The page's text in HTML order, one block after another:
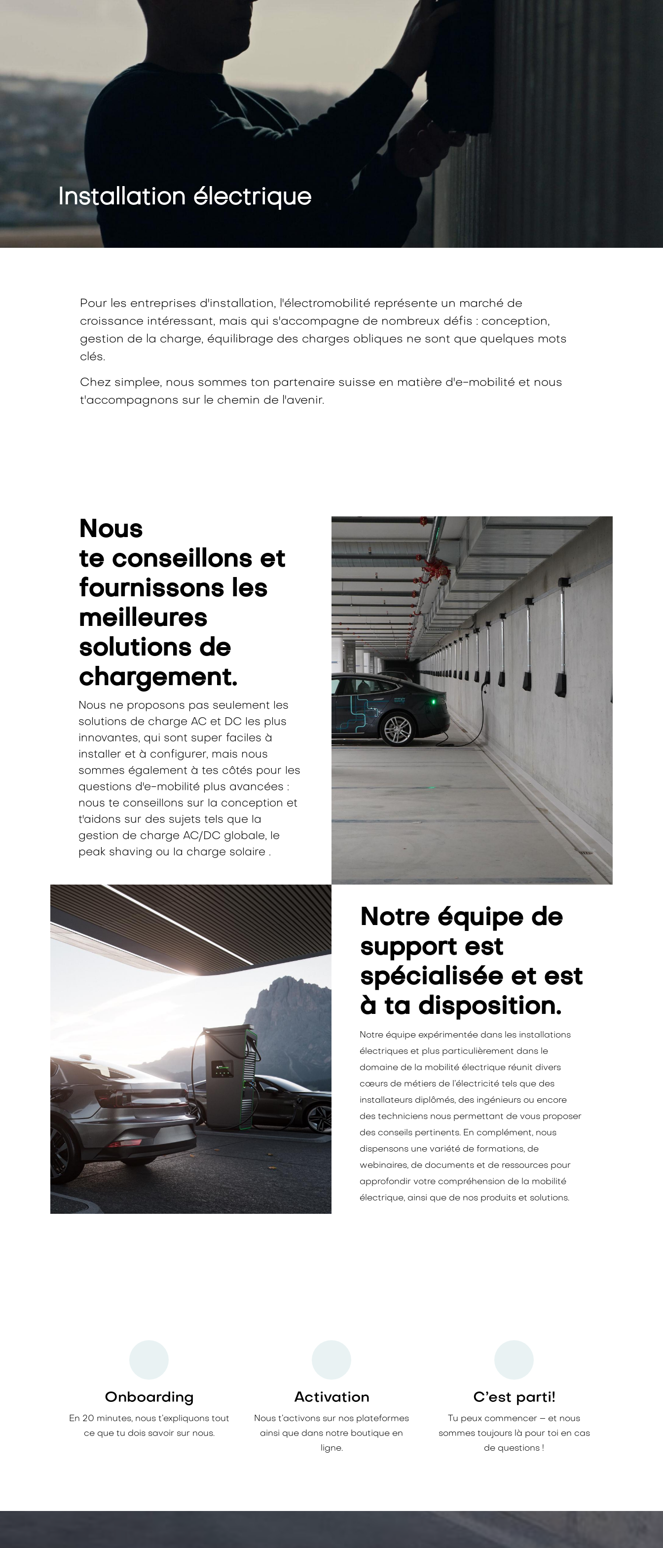
Installation électrique
Pour les entreprises d'installation, l'électromobilité représente un marché de
croissance intéressant, mais qui s'accompagne de nombreux défis : conception,
gestion de la charge, équilibrage des charges obliques ne sont que quelques mots
clés.
Chez simplee, nous sommes ton partenaire suisse en matière d'e-mobilité et nous
t'accompagnons sur le chemin de l'avenir.
Nous
te conseillons et
fournissons les
meilleures
solutions de
chargement.
Nous ne proposons pas seulement les
solutions de charge AC et DC les plus
innovantes, qui sont super faciles à
installer et à configurer, mais nous
sommes également à tes côtés pour les
questions d'e-mobilité plus avancées :
nous te conseillons sur la conception et
t'aidons sur des sujets tels que la
gestion de charge AC/DC globale, le
peak shaving ou la charge solaire .
Notre équipe de
support est
spécialisée et est
à ta disposition.
Notre équipe expérimentée dans les installations
électriques et plus particulièrement dans le
domaine de la mobilité électrique réunit divers
cœurs de métiers de l’électricité tels que des
installateurs diplômés, des ingénieurs ou encore
des techniciens nous permettant de vous proposer
des conseils pertinents. En complément, nous
dispensons une variété de formations, de
webinaires, de documents et de ressources pour
approfondir votre compréhension de la mobilité
électrique, ainsi que de nos produits et solutions.
Onboarding
En 20 minutes, nous t’expliquons tout
ce que tu dois savoir sur nous.
Activation
Nous t’activons sur nos plateformes
ainsi que dans notre boutique en
ligne.
C’est parti! ​
Tu peux commencer – et nous
sommes toujours là pour toi en cas
de questions !